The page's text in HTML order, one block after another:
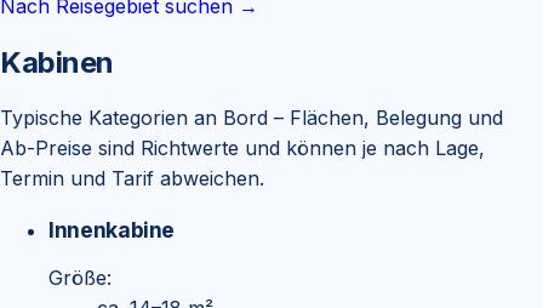
Nach Reisegebiet suchen →
Kabinen
Typische Kategorien an Bord – Flächen, Belegung und
Ab-Preise sind Richtwerte und können je nach Lage,
Termin und Tarif abweichen.
Innenkabine
Größe: